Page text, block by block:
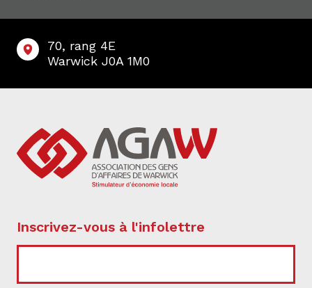
70, rang 4E
Warwick J0A 1M0
Inscrivez-vous à l'infolettre